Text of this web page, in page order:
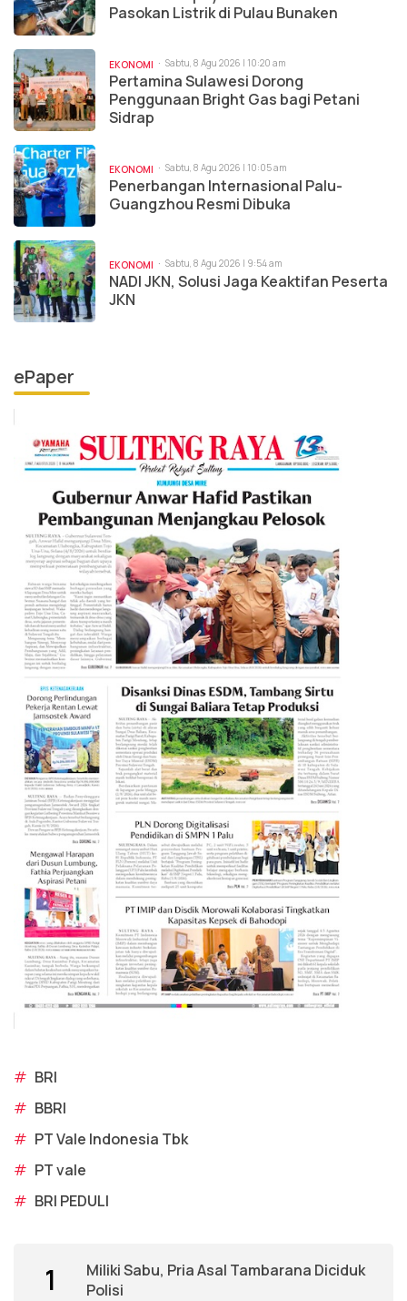
Pasokan Listrik di Pulau Bunaken
EKONOMI Sabtu, 8 Agu 2026 | 10:20 am
Pertamina Sulawesi Dorong
Penggunaan Bright Gas bagi Petani
Sidrap
EKONOMI Sabtu, 8 Agu 2026 | 10:05 am
Penerbangan Internasional Palu-
Guangzhou Resmi Dibuka
EKONOMI Sabtu, 8 Agu 2026 | 9:54 am
NADI JKN, Solusi Jaga Keaktifan Peserta
JKN
ePaper
# BRI
# BBRI
# PT Vale Indonesia Tbk
# PT vale
# BRI PEDULI
1
Miliki Sabu, Pria Asal Tambarana Diciduk
Polisi